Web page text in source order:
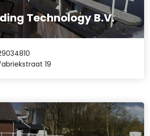
Technology B.V.
19